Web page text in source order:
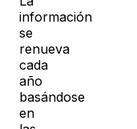
información
se
renueva
cada
año
basándose
en